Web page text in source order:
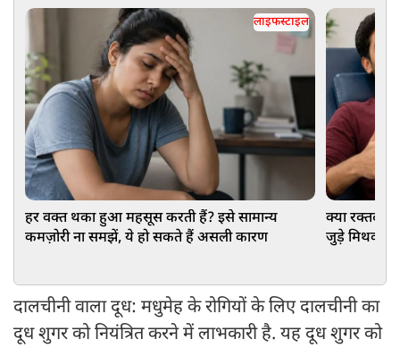
लाइफस्टाइल
हर वक्त थका हुआ महसूस करती हैं? इसे सामान्य
कमज़ोरी ना समझें, ये हो सकते हैं असली कारण
क्या
जुड़े मिथकों
दालचीनी वाला दूध: मधुमेह के रोगियों के लिए दालचीनी का
दूध शुगर को नियंत्रित करने में लाभकारी है. यह दूध शुगर को